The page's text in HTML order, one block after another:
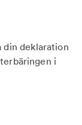
din deklaration
i